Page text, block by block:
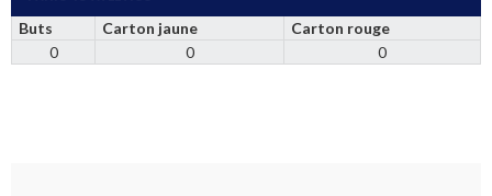
Buts Carton jaune
Carton rouge
0
0 0